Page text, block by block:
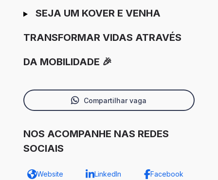
SEJA UM KOVER E VENHA
TRANSFORMAR VIDAS ATRAVÉS
DA MOBILIDADE 🎉
Compartilhar vaga
NOS ACOMPANHE NAS REDES
SOCIAIS
Website LinkedIn Facebook